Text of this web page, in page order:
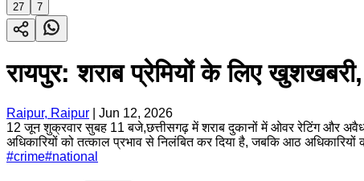
27 7
रायपुर: शराब प्रेमियों के लिए
Raipur, Raipur
Jun 12, 2026
12 जून शुक्रवार सुबह 11 बजे,छत्तीसगढ़ में शराब दुकानों में ओवर रेटिंग और अवैध
अधिकारियों को तत्काल प्रभाव से निलंबित कर दिया है, जबकि आठ
#crime#national